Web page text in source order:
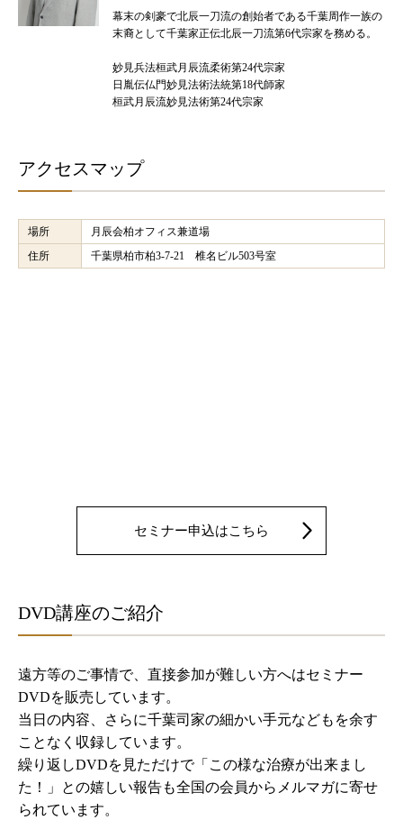
幕末の剣豪で北辰一刀流の創始者である千葉周作一族の
末裔として千葉家正伝北辰一刀流第6代宗家を務める。
妙見兵法桓武月辰流柔術第24代宗家
日胤伝仏門妙見法術法統第18代師家
桓武月辰流妙見法術第24代宗家
アクセスマップ
場所
月辰会柏オフィス兼道場
住所
千葉県柏市柏3-7-21 椎名ビル503号室
セミナー申込はこちら
DVD講座のご紹介
遠方等のご事情で、直接参加が難しい方へはセミナー
DVDを販売しています。
当日の内容、さらに千葉司家の細かい手元などもを余す
ことなく収録しています。
繰り返しDVDを見ただけで「この様な治療が出来まし
た！」との嬉しい報告も全国の会員からメルマガに寄せ
られています。